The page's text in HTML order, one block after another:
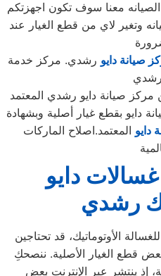
معنا سوف تكون اجهزتكم
لاي من قطع الغيار عند
صيانة دايو رشدي. مركز خدمة
رشدي
مركز صيانة دايو رشدي المعتمد
دايو بقطع غيار أصلية وبشهادة
دايو المعتمد.اصلاح الماركات
دايو
رشدي
الأوتوماتيك، قد تحتاجين
قطع الغيار الأصلية. ننصحكِ
إذ ينتشر عبر الإنترنت بعض